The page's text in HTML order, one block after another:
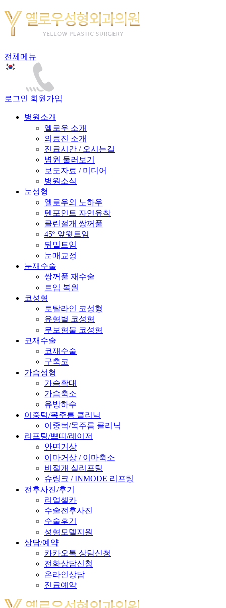
전체메뉴
로그인 회원가입
병원소개
옐로우 소개
의료진 소개
진료시간 / 오시는길
병원 둘러보기
보도자료 / 미디어
병원소식
눈성형
옐로우의 노하우
텐포인트 자연유착
클린절개 쌍꺼풀
45º 앞윗트임
뒤밑트임
눈매교정
눈재수술
쌍꺼풀 재수술
트임 복원
코성형
토탈라인 코성형
유형별 코성형
무보형물 코성형
코재수술
코재수술
구축코
가슴성형
가슴확대
가슴축소
유방하수
이중턱/목주름 클리닉
이중턱/목주름 클리닉
리프팅/쁘띠/레이저
안면거상
이마거상 / 이마축소
비절개 실리프팅
슈링크 / INMODE 리프팅
전후사진/후기
리얼셀카
수술전후사진
수술후기
성형모델지원
상담/예약
카카오톡 상담신청
전화상담신청
온라인상담
진료예약